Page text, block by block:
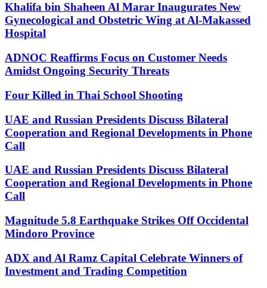
Khalifa bin Shaheen Al Marar Inaugurates New
Gynecological and Obstetric Wing at Al-Makassed
Hospital
ADNOC Reaffirms Focus on Customer Needs
Amidst Ongoing Security Threats
Four Killed in Thai School Shooting
UAE and Russian Presidents Discuss Bilateral
Cooperation and Regional Developments in Phone
Call
UAE and Russian Presidents Discuss Bilateral
Cooperation and Regional Developments in Phone
Call
Magnitude 5.8 Earthquake Strikes Off Occidental
Mindoro Province
ADX and Al Ramz Capital Celebrate Winners of
Investment and Trading Competition